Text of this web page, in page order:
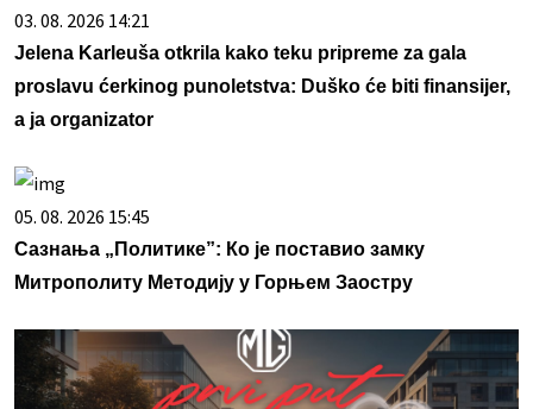
03. 08. 2026 14:21
Jelena Karleuša otkrila kako teku pripreme za gala
proslavu ćerkinog punoletstva: Duško će biti finansijer,
a ja organizator
05. 08. 2026 15:45
Сазнања „Политике”: Ко је поставио замку
Митрополиту Методију у Горњем Заостру